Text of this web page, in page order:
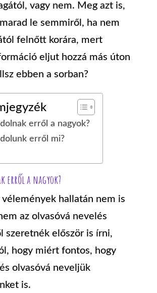
vagy nem. Meg azt is,
le semmiről, ha nem
felnőtt korára, mert
eljut hozzá más úton
ebben a sorban?
erről a nagyok?
erről mi?
erről a nagyok?
hallatán nem is
az olvasóvá nevelés
szeretnék először is írni,
hogy miért fontos, hogy
olvasóvá neveljük
is.